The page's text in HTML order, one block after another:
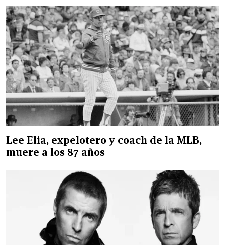
Lee Elia, expelotero y coach de la MLB,
muere a los 87 años